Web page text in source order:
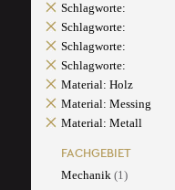
Schlagworte:
Schlagworte:
Schlagworte:
Schlagworte:
Material: Holz
Material: Messing
Material: Metall
FACHGEBIET
Mechanik (1)